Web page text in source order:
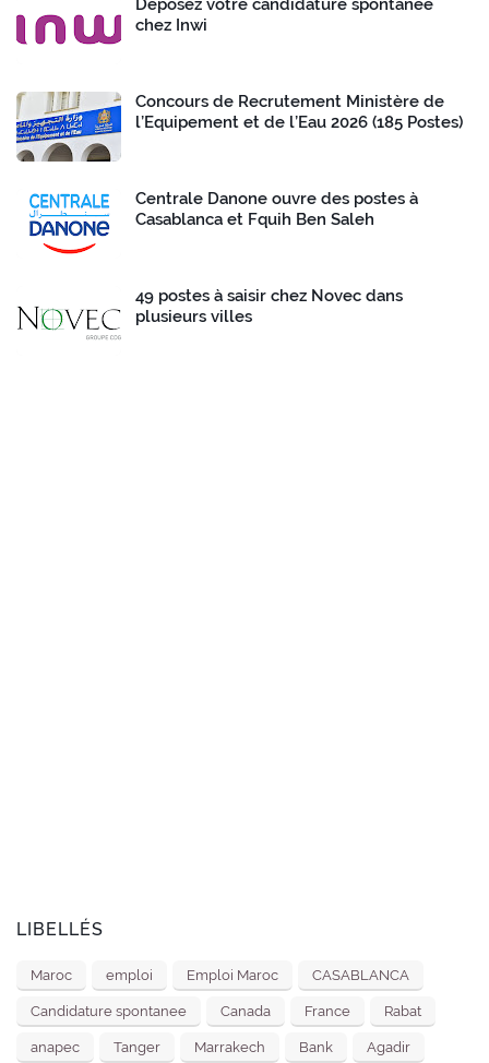
Déposez votre candidature spontanée
chez Inwi
Concours de Recrutement Ministère de
l’Equipement et de l’Eau 2026 (185 Postes)
Centrale Danone ouvre des postes à
Casablanca et Fquih Ben Saleh
49 postes à saisir chez Novec dans
plusieurs villes
LIBELLÉS
Maroc emploi Emploi Maroc CASABLANCA
Candidature spontanee Canada France Rabat
anapec Tanger Marrakech Bank Agadir